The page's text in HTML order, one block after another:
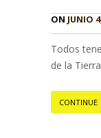
ON JUNIO
Todos
de la Tierra
CONTINUE